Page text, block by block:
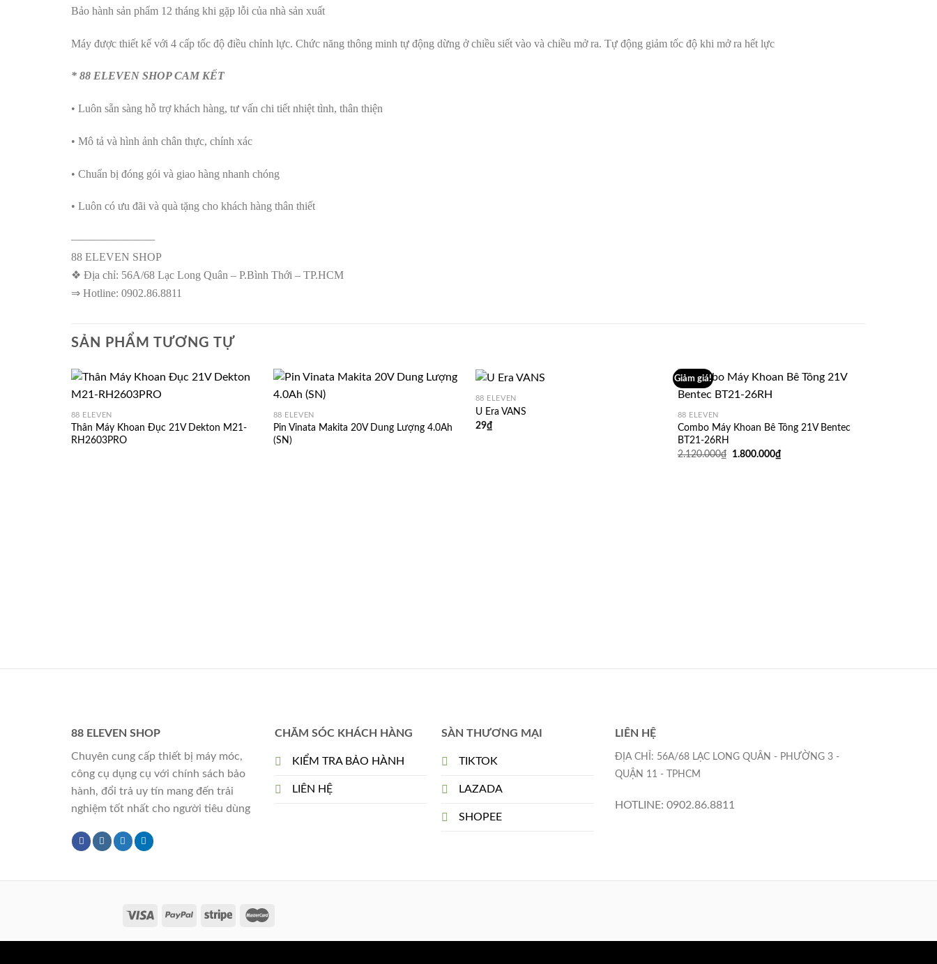
Bảo hành sản phẩm 12 tháng khi gặp lỗi của nhà sản xuất
Máy được thiết kế với 4 cấp tốc độ điều chỉnh lực. Chức năng thông minh tự động dừng ở chiều siết vào và chiều mở ra. Tự động giảm tốc độ khi mở ra hết lực
* 88 ELEVEN SHOP CAM KẾT
• Luôn sẵn sàng hỗ trợ khách hàng, tư vấn chi tiết nhiệt tình, thân thiện
• Mô tả và hình ảnh chân thực, chính xác
• Chuẩn bị đóng gói và giao hàng nhanh chóng
• Luôn có ưu đãi và quà tặng cho khách hàng thân thiết
———————–
88 ELEVEN SHOP
❖ Địa chỉ: 56A/68 Lạc Long Quân – P.Bình Thới – TP.HCM
⇒ Hotline: 0902.86.8811
SẢN PHẨM TƯƠNG TỰ
88 ELEVEN
Thân Máy Khoan Đục 21V Dekton M21-
RH2603PRO
88 ELEVEN
Pin Vinata Makita 20V Dung Lượng 4.0Ah
(SN)
88 ELEVEN
U Era VANS
29₫
Giảm giá!
88 ELEVEN
Combo Máy Khoan Bê Tông 21V Bentec
BT21-26RH
2.120.000₫
Giá
1.800.000₫
88 ELEVEN SHOP
Chuyên cung cấp thiết bị máy móc,
công cụ dụng cụ với chính sách bảo
hành, đổi trả uy tín mang đến trải
nghiệm tốt nhất cho người tiêu dùng
CHĂM SÓC KHÁCH HÀNG
KIỂM TRA BẢO HÀNH
LIÊN HỆ
SÀN THƯƠNG MẠI
TIKTOK
LAZADA
SHOPEE
LIÊN HỆ
ĐỊA CHỈ: 56A/68 LẠC LONG QUÂN - PHƯỜNG 3 -
QUẬN 11 - TPHCM
HOTLINE: 0902.86.8811